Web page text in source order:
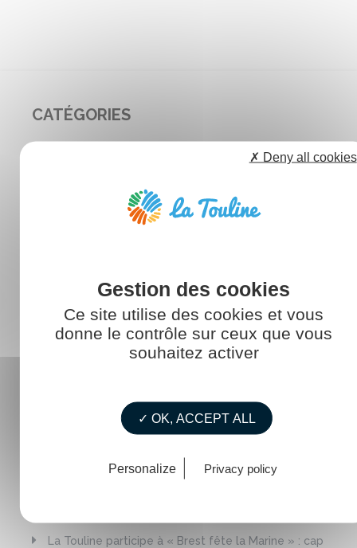
CATÉGORIES
Construire pour l'avenir
La mer au féminin
Mémento / Guide
RDV ExploriMer
La Touline participe à « Brest fête la Marine » : cap
Ce site utilise des cookies et vous
donne le contrôle sur ceux que vous
souhaitez activer
✓ OK, ACCEPT ALL
✗ Deny all cookies
Personalize Privacy policy